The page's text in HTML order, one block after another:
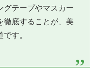
グテープやマスカー
徹底することが、美
す。